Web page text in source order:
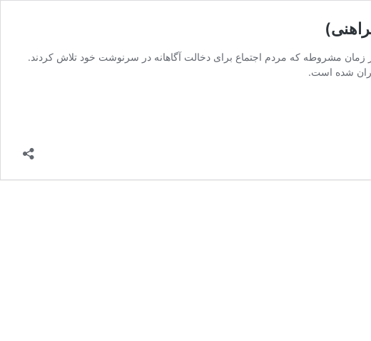
زمان مشروطه که مردم اجتماع برای دخالت آگاهانه در سرنوشت خود تلاش کردند.
شده است.